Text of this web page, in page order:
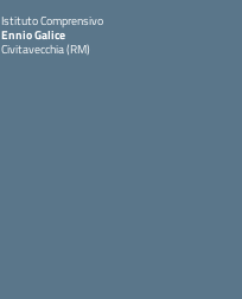
Istituto Comprensivo
Ennio Galice
Civitavecchia (RM)